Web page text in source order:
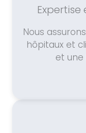
Nous
hôpitaux et
et une